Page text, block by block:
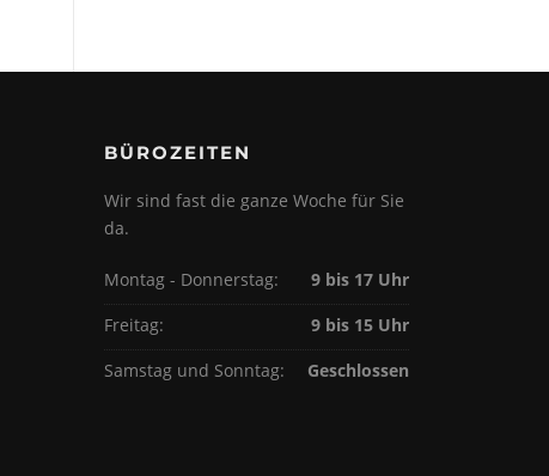
BÜROZEITEN
Wir sind fast die ganze Woche für Sie
da.
Montag - Donnerstag:
9 bis 17 Uhr
Freitag:
9 bis 15 Uhr
Samstag und Sonntag:
Geschlossen